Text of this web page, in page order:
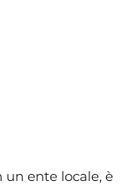
un ente locale, è